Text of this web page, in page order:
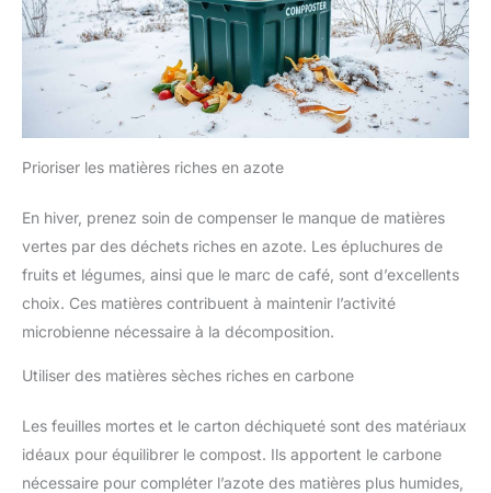
Prioriser les matières riches en azote
En hiver, prenez soin de compenser le manque de matières
vertes par des déchets riches en azote. Les épluchures de
fruits et légumes, ainsi que le marc de café, sont d’excellents
choix. Ces matières contribuent à maintenir l’activité
microbienne nécessaire à la décomposition.
Utiliser des matières sèches riches en carbone
Les feuilles mortes et le carton déchiqueté sont des matériaux
idéaux pour équilibrer le compost. Ils apportent le carbone
nécessaire pour compléter l’azote des matières plus humides,